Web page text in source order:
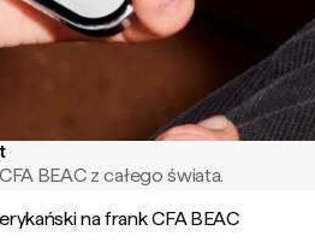
BEAC z całego świata.
na frank CFA BEAC